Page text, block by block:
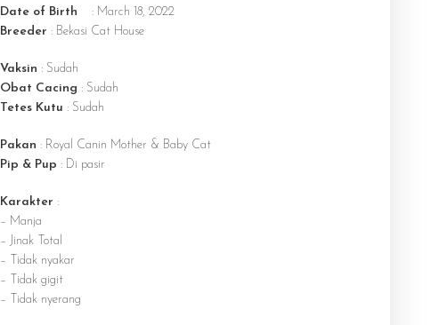
Date of Birth : March 18, 2022
Breeder : Bekasi Cat House
Vaksin : Sudah
Obat Cacing : Sudah
Tetes Kutu : Sudah
Pakan : Royal Canin Mother & Baby Cat
Pip & Pup : Di pasir
Karakter :
– Manja
– Jinak Total
– Tidak nyakar
– Tidak gigit
– Tidak nyerang